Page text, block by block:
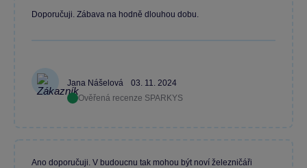
Jana Nášelová
03. 11. 2024
Ověřená recenze SPARKYS
Doporučuji. Zábava na hodně dlouhou dobu.
Ano doporučuji. V budoucnu tak mohou být noví železničáři